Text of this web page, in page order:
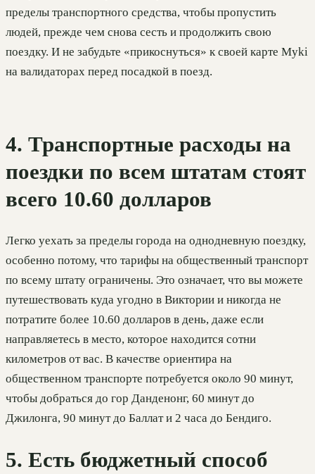
пределы транспортного средства, чтобы пропустить
людей, прежде чем снова сесть и продолжить свою
поездку. И не забудьте «прикоснуться» к своей карте Myki
на валидаторах перед посадкой в поезд.
4. Транспортные расходы на
поездки по всем штатам стоят
всего 10.60 долларов
Легко уехать за пределы города на однодневную поездку,
особенно потому, что тарифы на общественный транспорт
по всему штату ограничены. Это означает, что вы можете
путешествовать куда угодно в Виктории и никогда не
потратите более 10.60 долларов в день, даже если
направляетесь в место, которое находится сотни
километров от вас. В качестве ориентира на
общественном транспорте потребуется около 90 минут,
чтобы добраться до гор Данденонг, 60 минут до
Джилонга, 90 минут до Баллат и 2 часа до Бендиго.
5. Есть бюджетный способ